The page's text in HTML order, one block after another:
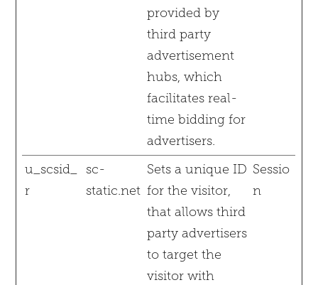
provided by
third party
advertisement
hubs, which
facilitates real-
time bidding for
advertisers.
u_scsid_
r
sc-
static.net
Sets a unique ID
for the visitor,
that allows third
party advertisers
to target the
visitor with
Sessio
n